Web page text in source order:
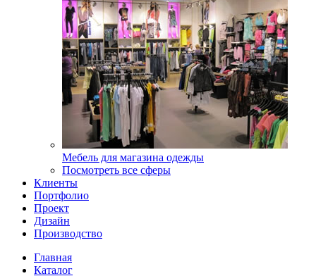
Мебель для магазина одежды
Посмотреть все сферы
Клиенты
Портфолио
Проект
Дизайн
Производство
Главная
Каталог